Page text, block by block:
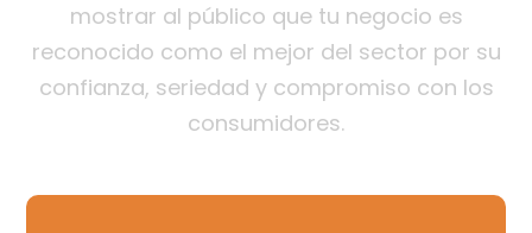
mostrar al público que tu negocio es
reconocido como el mejor del sector por su
confianza, seriedad y compromiso con los
consumidores.